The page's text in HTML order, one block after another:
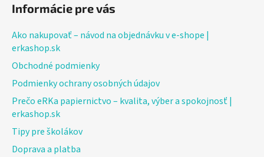
Informácie pre vás
Ako nakupovať – návod na objednávku v e-shope |
erkashop.sk
Obchodné podmienky
Podmienky ochrany osobných údajov
Prečo eRKa papiernictvo – kvalita, výber a spokojnosť |
erkashop.sk
Tipy pre školákov
Doprava a platba